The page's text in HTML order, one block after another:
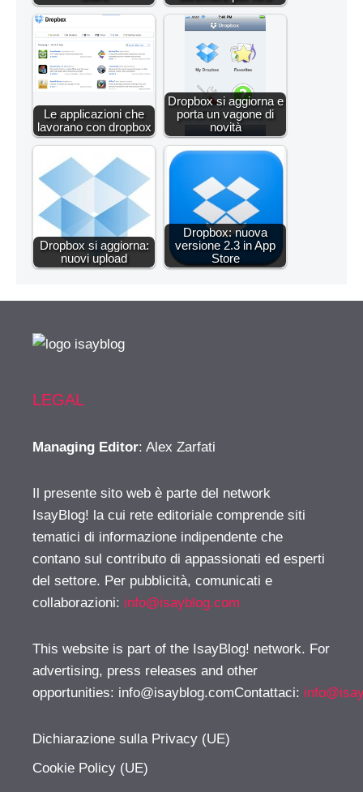
Le applicazioni che
lavorano con dropbox
Dropbox si aggiorna e
porta un vagone di
novità
Dropbox si aggiorna:
nuovi upload
Dropbox: nuova
versione 2.3 in App
Store
LEGAL
Managing Editor: Alex Zarfati
Il presente sito web è parte del network
IsayBlog! la cui rete editoriale comprende siti
tematici di informazione indipendente che
contano sul contributo di appassionati ed esperti
del settore. Per pubblicità, comunicati e
collaborazioni: info@isayblog.com
This website is part of the IsayBlog! network. For
advertising, press releases and other
opportunities: info@isayblog.comContattaci:
Dichiarazione sulla Privacy (UE)
Cookie Policy (UE)